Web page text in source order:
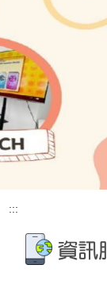
:::